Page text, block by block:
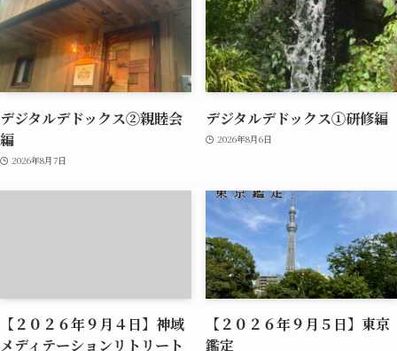
デジタルデドックス②親睦会
編
2026年8月7日
デジタルデドックス①研修編
2026年8月6日
【２０２６年９月４日】神域
メディテーションリトリート
【２０２６年９月５日】東京
鑑定